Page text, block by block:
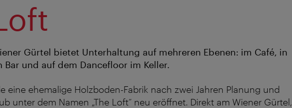
Gürtel bietet Unterhaltung auf mehreren Ebenen: im Café, in
und auf dem Dancefloor im Keller.
eine ehemalige Holzboden-Fabrik nach zwei Jahren Planung und
unter dem Namen „The Loft“ neu eröffnet. Direkt am Wiener Gürtel,